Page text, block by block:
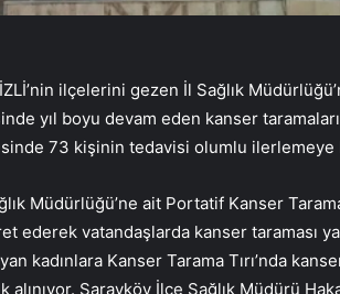
ilçelerini gezen İl Sağlık
yıl boyu devam eden kanser
73 kişinin tedavisi olumlu ilerlemeye
Müdürlüğü’ne ait Portatif Kanser
ederek vatandaşlarda kanser taraması
kadınlara Kanser Tarama Tırı’nda
alınıyor. Sarayköy İlçe Sağlık Müdürü